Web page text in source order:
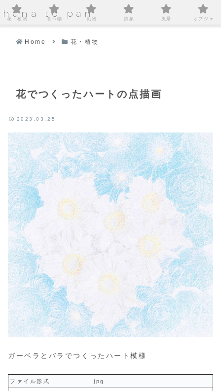
hana to pan
Home 花・植物
花でつくったハートの点描画
2023.03.25
ガーベラとバラでつくったハート模様
ファイル形式 jpg
花・植物 食べ物 動物 抽象 風景 オブジェ